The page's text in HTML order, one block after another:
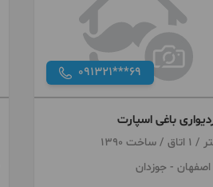
091321***69
باغی اسپارت
اصفهان- جوزدان